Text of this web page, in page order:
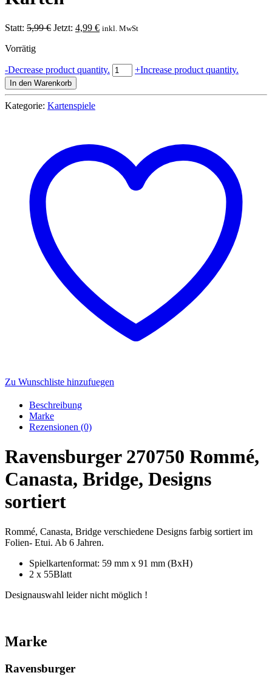
Statt: 5,99€ Ursprünglicher
Jetzt: 4,99 €Aktueller
inkl. MwSt
Vorrätig
-Decrease product quantity. Ravensburger
270750
Karten
Menge
+Increase product quantity.
In den Warenkorb
Kategorie: Kartenspiele
Zu Wunschliste hinzufuegen
Beschreibung
Marke
Rezensionen (0)
Ravensburger 270750 Rommé,
Canasta, Bridge, Designs
sortiert
Rommé, Canasta, Bridge verschiedene Designs farbig sortiert im
Folien- Etui. Ab 6 Jahren.
Spielkartenformat: 59 mm x 91 mm (BxH)
2 x 55Blatt
Designauswahl leider nicht möglich !
Marke
Ravensburger